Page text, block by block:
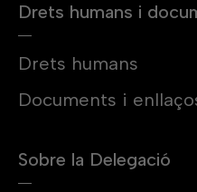
Drets humans i
Drets humans
Documents i
Sobre la Delegació